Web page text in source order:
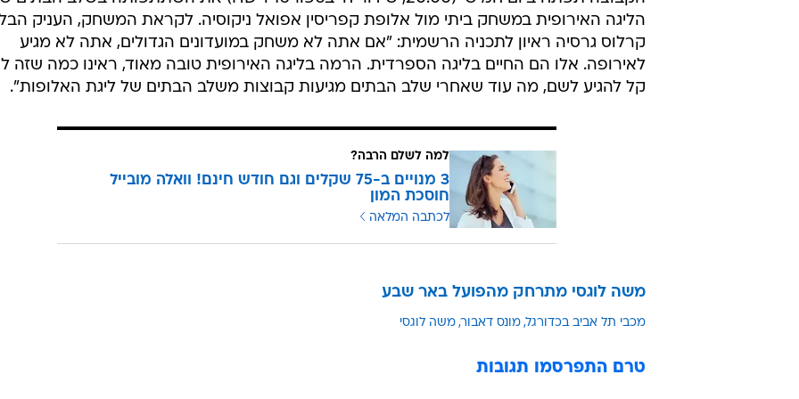
הליגה האירופית במשחק ביתי מול אלופת קפריסין אפואל ניקוסיה. לקראת המשחק, העניק
קרלוס גרסיה ראיון לתכניה הרשמית: "אם אתה לא משחק במועדונים הגדולים, אתה לא מגיע
לאירופה. אלו הם החיים בליגה הספרדית. הרמה בליגה האירופית טובה מאוד, ראינו כמה שזה
קל להגיע לשם, מה עוד שאחרי שלב הבתים מגיעות קבוצות משלב הבתים של ליגת האלופות".
למה לשלם הרבה?
3 מנויים ב-75 שקלים וגם חודש חינם! וואלה מובייל
חוסכת המון
לכתבה המלאה
משה לוגסי מתרחק מהפועל באר שבע
מכבי תל אביב בכדורגל מונס דאבור משה לוגסי
טרם התפרסמו תגובות